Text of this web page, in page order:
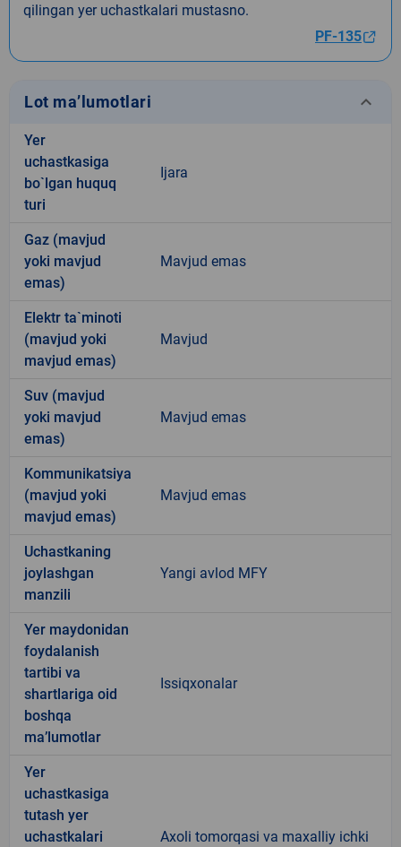
qilingan yer uchastkalari mustasno.
PF-135
Lot ma’lumotlari keyboard_arrow_down
Yer
uchastkasiga
bo`lgan huquq
turi
Ijara
Gaz (mavjud
yoki mavjud
emas)
Mavjud emas
Elektr ta`minoti
(mavjud yoki
mavjud emas)
Mavjud
Suv (mavjud
yoki mavjud
emas)
Mavjud emas
Kommunikatsiya
(mavjud yoki
mavjud emas)
Mavjud emas
Uchastkaning
joylashgan
manzili
Yangi avlod MFY
Yer maydonidan
foydalanish
tartibi va
shartlariga oid
boshqa
ma’lumotlar
Issiqxonalar
Yer
uchastkasiga
tutash yer
uchastkalari
Axoli tomorqasi va maxalliy ichki